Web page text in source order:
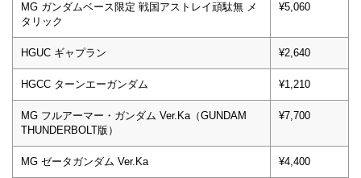
MG ガンダムベース限定 戦国アストレイ頑駄無 メ
タリック
¥5,060
HGUC ギャプラン ¥2,640
HGCC ターンエーガンダム ¥1,210
MG フルアーマー・ガンダム Ver.Ka（GUNDAM
THUNDERBOLT版）
¥7,700
MG ゼータガンダム Ver.Ka ¥4,400